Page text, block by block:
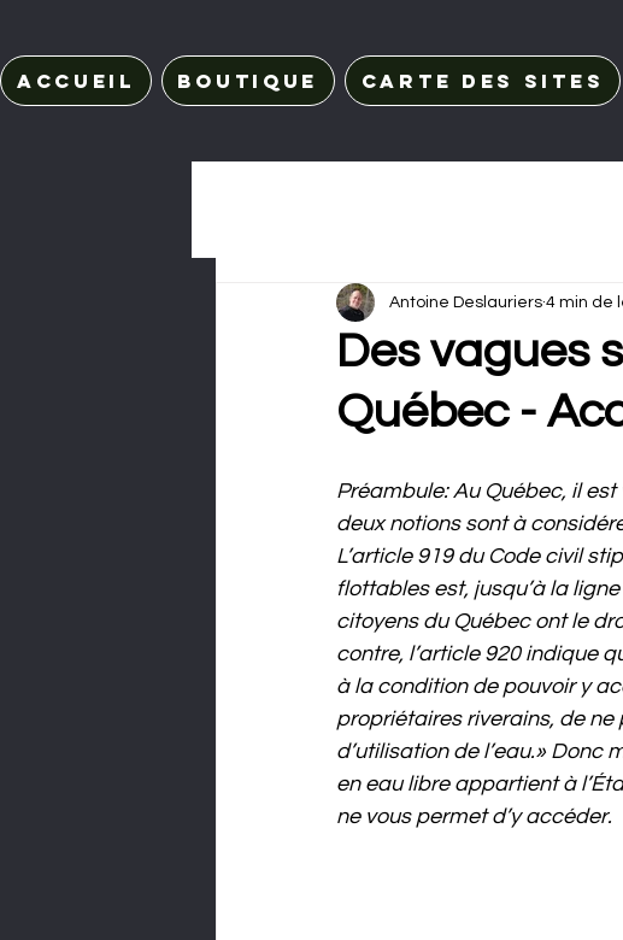
Accueil Boutique Carte des sites
Des vagues
Québec -
Antoine Deslauriers 4 min de
Préambule: Au Québec, il
deux notions sont à
L’article 919 du Code civil
flottables est, jusqu’à la
citoyens du Québec ont le
contre, l’article 920 indique
à la condition de pouvoir y
propriétaires riverains, de
d’utilisation de l’eau.» Donc
en eau libre appartient à
ne vous permet d’y accéder.